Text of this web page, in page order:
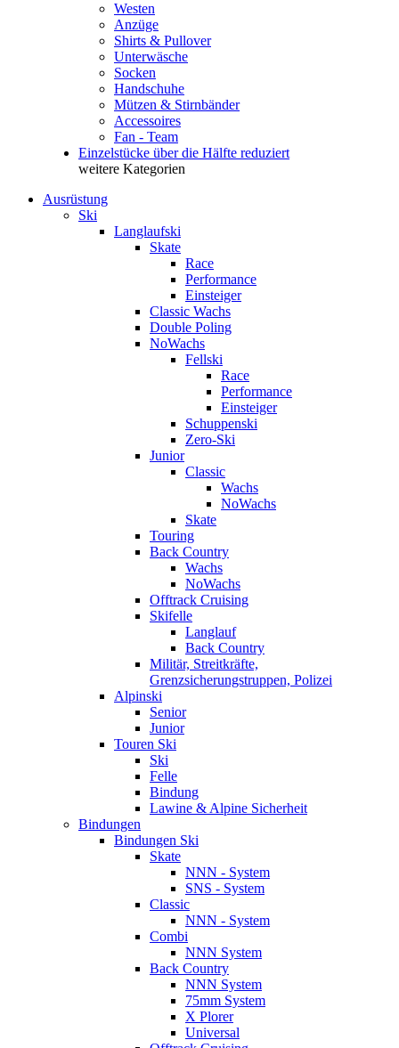
Westen
Anzüge
Shirts & Pullover
Unterwäsche
Socken
Handschuhe
Mützen & Stirnbänder
Accessoires
Fan - Team
Einzelstücke über die Hälfte reduziert
weitere Kategorien
Ausrüstung
Ski
Langlaufski
Skate
Race
Performance
Einsteiger
Classic Wachs
Double Poling
NoWachs
Fellski
Race
Performance
Einsteiger
Schuppenski
Zero-Ski
Junior
Classic
Wachs
NoWachs
Skate
Touring
Back Country
Wachs
NoWachs
Offtrack Cruising
Skifelle
Langlauf
Back Country
Militär, Streitkräfte,
Grenzsicherungstruppen, Polizei
Alpinski
Senior
Junior
Touren Ski
Ski
Felle
Bindung
Lawine & Alpine Sicherheit
Bindungen
Bindungen Ski
Skate
NNN - System
SNS - System
Classic
NNN - System
Combi
NNN System
Back Country
NNN System
75mm System
X Plorer
Universal